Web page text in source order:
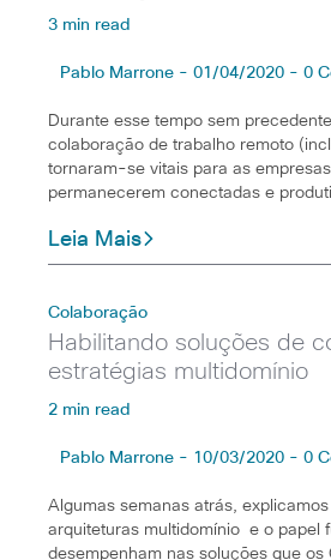
3 min read
Pablo Marrone - 01/04/2020 - 0
Durante esse tempo sem
colaboração de trabalho remoto
tornaram-se vitais para as
permanecerem conectadas e
Leia Mais
Colaboração
Habilitando soluções de
estratégias multidomínio
2 min read
Pablo Marrone - 10/03/2020 - 0
Algumas semanas atrás,
arquiteturas multidomínio e o papel
desempenham nas soluções que os